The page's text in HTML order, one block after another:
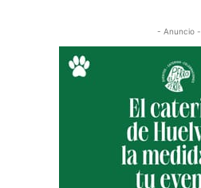
- Anuncio -